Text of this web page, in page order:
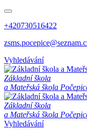
+420730516422
Vyhledávání
Základní škola
a Mateřská škola Počepic
Základní škola
a Mateřská škola Počepic
Vyhledávání